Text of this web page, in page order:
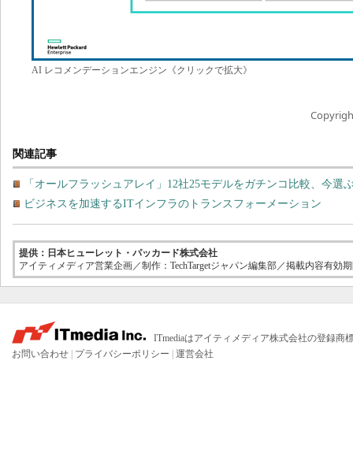
AI レコメンデーションエンジン《クリックで拡大》
関連記事
「オールフラッシュアレイ」12社25モデルをガチンコ比較、今選
ビジネスを加速するITインフラのトランスフォーメーション
提供：日本ヒューレット・パッカード株式会社
アイティメディア営業企画／制作：TechTargetジャパン編集部／掲載内容有効
ITmediaはアイティメディア株式会社の登録商
お問い合わせ
プライバシーポリシー 運営会社